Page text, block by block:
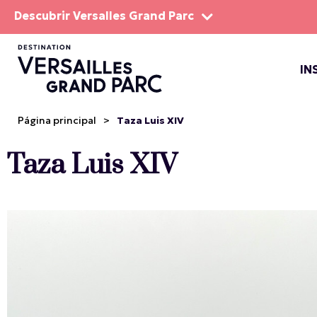
Descubrir Versalles Grand Parc
Página principal > Taza Luis XIV
Taza Luis XIV